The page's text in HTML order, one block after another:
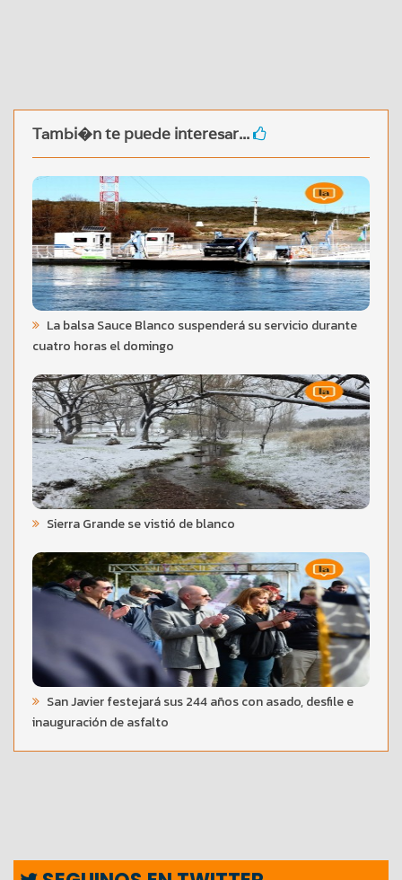
Tambi�n te puede interesar...
La balsa Sauce Blanco suspenderá su servicio durante
cuatro horas el domingo
Sierra Grande se vistió de blanco
San Javier festejará sus 244 años con asado, desfile e
inauguración de asfalto